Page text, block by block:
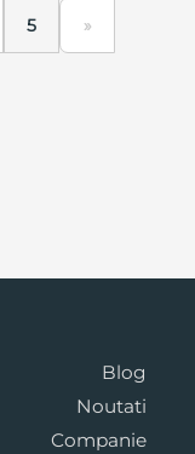
5 »
Blog
Noutati
Companie